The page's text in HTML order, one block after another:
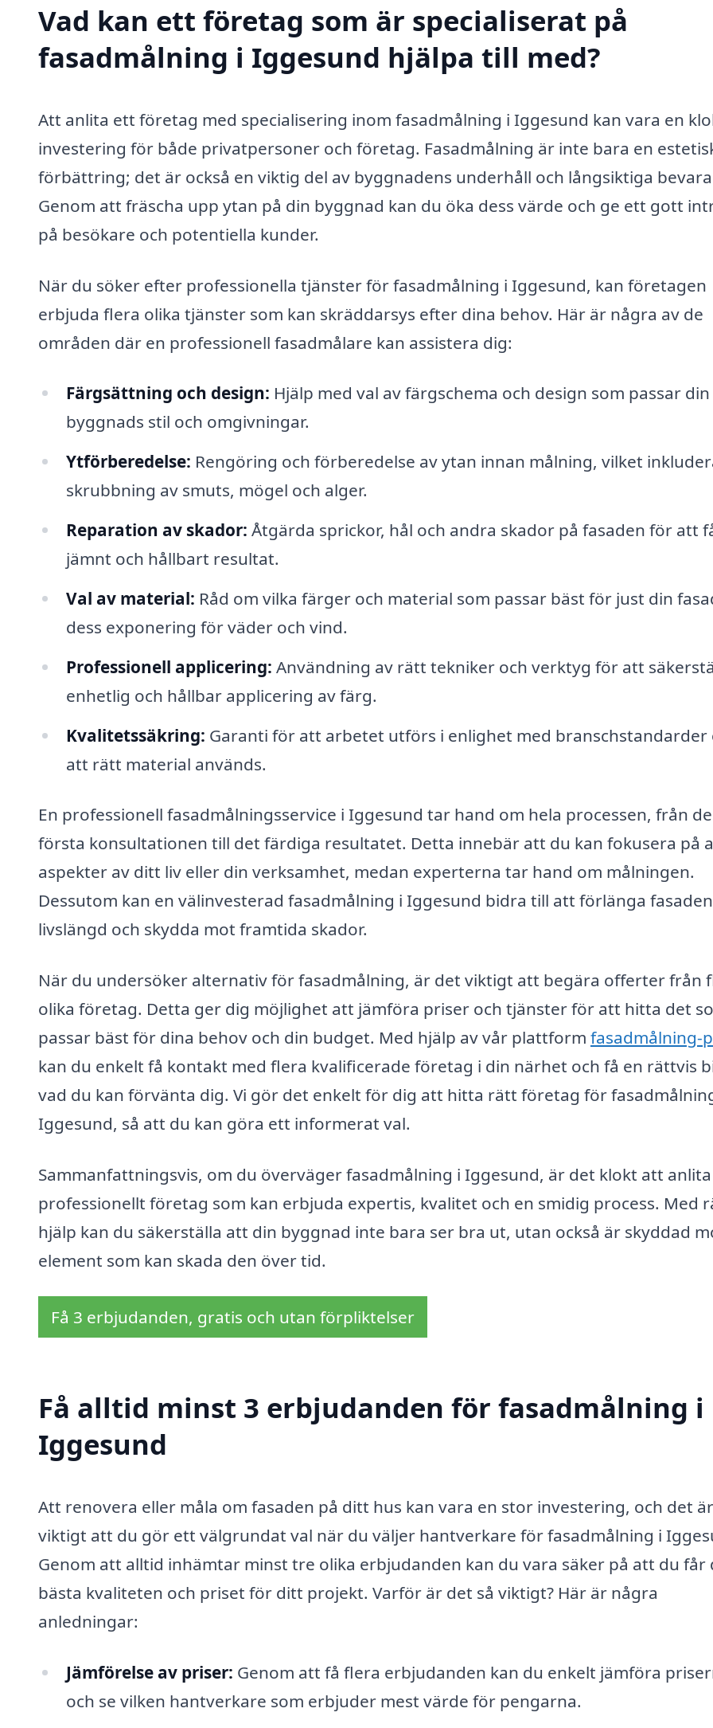
Vad kan ett företag som är specialiserat på
fasadmålning i Iggesund hjälpa till med?
Att anlita ett företag med specialisering inom fasadmålning i Iggesund kan vara en
investering för både privatpersoner och företag. Fasadmålning är inte bara en
förbättring; det är också en viktig del av byggnadens underhåll och långsiktiga
Genom att fräscha upp ytan på din byggnad kan du öka dess värde och ge ett gott
på besökare och potentiella kunder.
När du söker efter professionella tjänster för fasadmålning i Iggesund, kan företagen
erbjuda flera olika tjänster som kan skräddarsys efter dina behov. Här är några av de
områden där en professionell fasadmålare kan assistera dig:
Färgsättning och design: Hjälp med val av färgschema och design som passar din
byggnads stil och omgivningar.
Ytförberedelse: Rengöring och förberedelse av ytan innan målning, vilket
skrubbning av smuts, mögel och alger.
Reparation av skador: Åtgärda sprickor, hål och andra skador på fasaden för att
jämnt och hållbart resultat.
Val av material: Råd om vilka färger och material som passar bäst för just din
dess exponering för väder och vind.
Professionell applicering: Användning av rätt tekniker och verktyg för att
enhetlig och hållbar applicering av färg.
Kvalitetssäkring: Garanti för att arbetet utförs i enlighet med branschstandarder
att rätt material används.
En professionell fasadmålningsservice i Iggesund tar hand om hela processen, från
första konsultationen till det färdiga resultatet. Detta innebär att du kan fokusera på
aspekter av ditt liv eller din verksamhet, medan experterna tar hand om målningen.
Dessutom kan en välinvesterad fasadmålning i Iggesund bidra till att förlänga
livslängd och skydda mot framtida skador.
När du undersöker alternativ för fasadmålning, är det viktigt att begära offerter från
olika företag. Detta ger dig möjlighet att jämföra priser och tjänster för att hitta det
passar bäst för dina behov och din budget. Med hjälp av vår plattform fasadmålning-
kan du enkelt få kontakt med flera kvalificerade företag i din närhet och få en rättvis
vad du kan förvänta dig. Vi gör det enkelt för dig att hitta rätt företag för
Iggesund, så att du kan göra ett informerat val.
Sammanfattningsvis, om du överväger fasadmålning i Iggesund, är det klokt att
professionellt företag som kan erbjuda expertis, kvalitet och en smidig process. Med
hjälp kan du säkerställa att din byggnad inte bara ser bra ut, utan också är skyddad
element som kan skada den över tid.
Få 3 erbjudanden, gratis och utan förpliktelser
Få alltid minst 3 erbjudanden för fasadmålning i
Iggesund
Att renovera eller måla om fasaden på ditt hus kan vara en stor investering, och det är
viktigt att du gör ett välgrundat val när du väljer hantverkare för fasadmålning i
Genom att alltid inhämtar minst tre olika erbjudanden kan du vara säker på att du får
bästa kvaliteten och priset för ditt projekt. Varför är det så viktigt? Här är några
anledningar:
Jämförelse av priser: Genom att få flera erbjudanden kan du enkelt jämföra
och se vilken hantverkare som erbjuder mest värde för pengarna.